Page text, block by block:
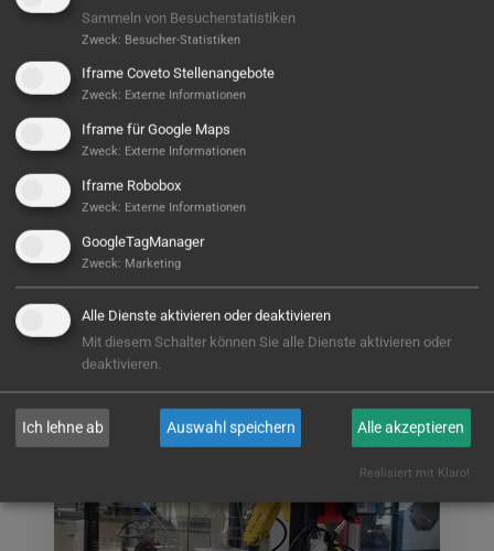
Armaturenfertigung auf höchstem Niveau
WEITERLESEN
Sammeln von Besucherstatistiken
Zweck: Besucher-Statistiken
Iframe Coveto Stellenangebote
Zweck: Externe Informationen
Iframe für Google Maps
Zweck: Externe Informationen
Iframe Robobox
Zweck: Externe Informationen
GoogleTagManager
Zweck: Marketing
Alle Dienste aktivieren oder deaktivieren
Mit diesem Schalter können Sie alle Dienste aktivieren oder
deaktivieren.
Ich lehne ab Auswahl speichern Alle akzeptieren
Realisiert mit Klaro!